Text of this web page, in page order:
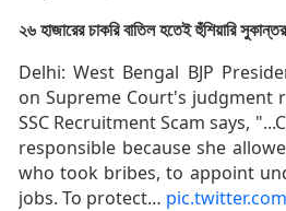
২৬ হাজারের চাকরি বাতিল হতেই হুঁশিয়ারি সুকান্তর
Delhi: West Bengal BJP
on Supreme Court's judgment
SSC Recruitment Scam says,
responsible because she
who took bribes, to appoint
jobs. To protect…